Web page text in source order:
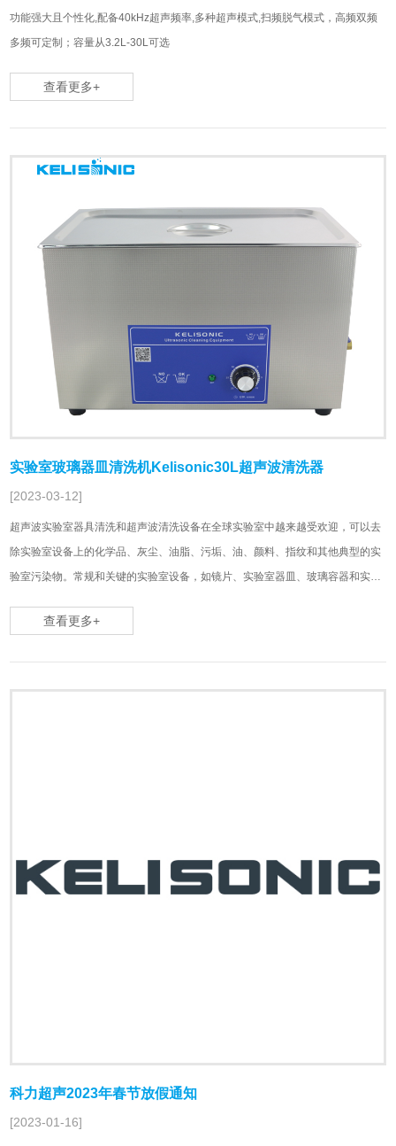
功能强大且个性化,配备40kHz超声频率,多种超声模式,扫频脱气模式，高频双频
多频可定制；容量从3.2L-30L可选
查看更多+
实验室玻璃器皿清洗机Kelisonic30L超声波清洗器
[2023-03-12]
超声波实验室器具清洗和超声波清洗设备在全球实验室中越来越受欢迎，可以去
除实验室设备上的化学品、灰尘、油脂、污垢、油、颜料、指纹和其他典型的实
验室污染物。常规和关键的实验室设备，如镜片、实验室器皿、玻璃容器和实验
可选，支持非标定制单频……
查看更多+
科力超声2023年春节放假通知
[2023-01-16]